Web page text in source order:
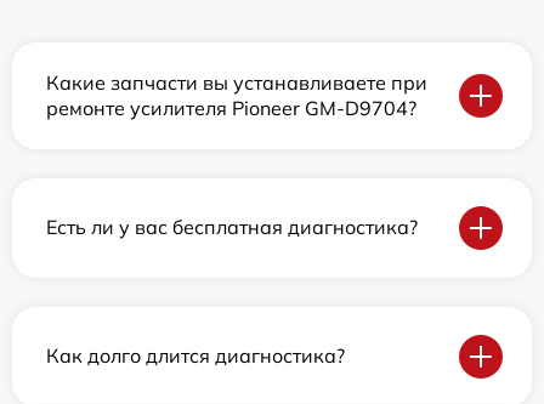
Какие запчасти вы устанавливаете при
ремонте усилителя Pioneer GM-D9704?
Есть ли у вас бесплатная диагностика?
Как долго длится диагностика?